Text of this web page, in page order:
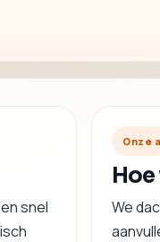
snel
Onze
We